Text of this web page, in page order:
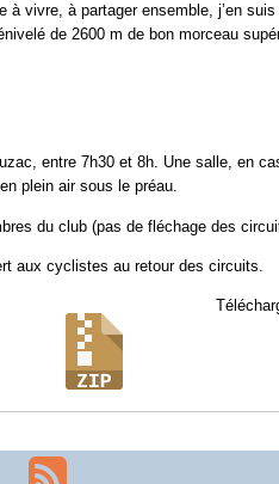
à vivre, à partager ensemble, j’en
de 2600 m de bon morceau
entre 7h30 et 8h. Une salle, en
plein air sous le préau.
du club (pas de fléchage des
aux cyclistes au retour des circuits.